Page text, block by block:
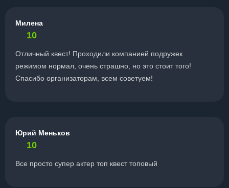
Милена
10
Отличный квест! Проходили компанией подружек
режимом нормал, очень страшно, но это стоит того!
Спасибо организаторам, всем советуем!
Юрий Меньков
10
Все просто супер актер топ квест топовый